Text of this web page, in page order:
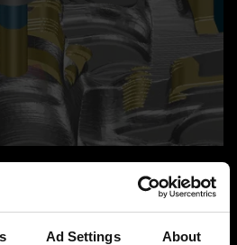
Ad Settings About
simultáneo de 5 ejes